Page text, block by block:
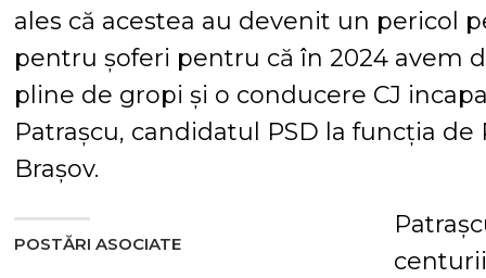
ales că acestea au devenit un pericol
pentru șoferi pentru că în 2024 avem
pline de gropi și o conducere CJ
Patrașcu, candidatul PSD la funcția
Brașov.
POSTĂRI ASOCIATE